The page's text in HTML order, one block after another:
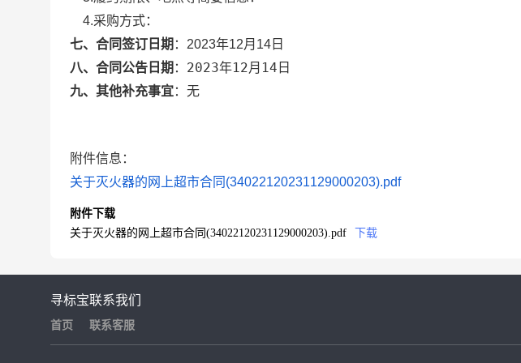
4.采购方式：
七、合同签订日期 ： 2023年12月14日
八、合同公告日期 ： 2023年12月14日
九、其他补充事宜： 无
附件信息：
关于灭火器的网上超市合同(34022120231129000203).pdf
附件下载
关于灭火器的网上超市合同(34022120231129000203).pdf
下载
寻标宝
首页
联系我们
联系客服